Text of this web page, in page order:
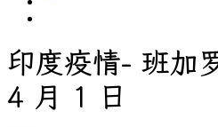
印度疫情- 班加
4 月 1 日